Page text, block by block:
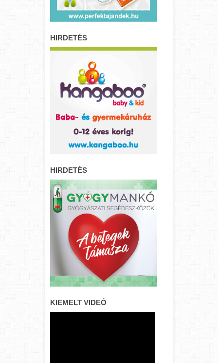
HIRDETÉS
HIRDETÉS
KIEMELT VIDEÓ